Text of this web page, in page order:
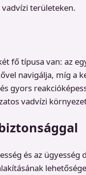
területeken.
fő típusa van: az
navigálja, míg a
gyors
vadvízi
és az